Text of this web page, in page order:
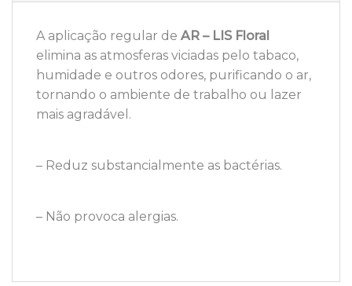
A aplicação regular de AR – LIS Floral
elimina as atmosferas viciadas pelo tabaco,
humidade e outros odores, purificando o ar,
tornando o ambiente de trabalho ou lazer
mais agradável.
– Reduz substancialmente as bactérias.
– Não provoca alergias.